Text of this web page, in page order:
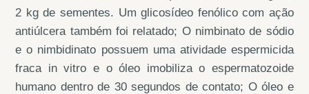
2 kg de sementes. Um glicosídeo fenólico com ação
antiúlcera também foi relatado; O nimbinato de sódio
e o nimbidinato possuem uma atividade espermicida
fraca in vitro e o óleo imobiliza o espermatozoide
humano dentro de 30 segundos de contato; O óleo e